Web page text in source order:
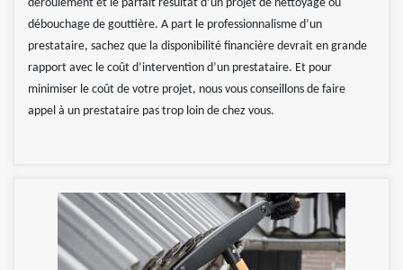
déroulement et le parfait résultat d’un projet de nettoyage ou
débouchage de gouttière. A part le professionnalisme d’un
prestataire, sachez que la disponibilité financière devrait en grande
rapport avec le coût d’intervention d’un prestataire. Et pour
minimiser le coût de votre projet, nous vous conseillons de faire
appel à un prestataire pas trop loin de chez vous.